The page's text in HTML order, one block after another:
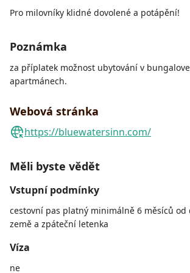
Pro milovníky klidné dovolené a potápění!
Poznámka
za příplatek možnost ubytování v
apartmánech.
Webová stránka
https://bluewatersinn.com/
Měli byste vědět
Vstupní podmínky
cestovní pas platný minimálně 6 měsíců od
země a zpáteční letenka
Víza
ne